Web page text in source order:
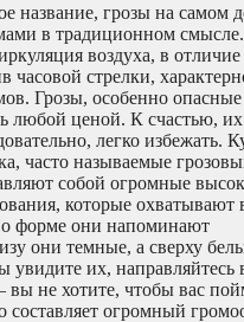
название, грозы на самом
в традиционном
воздуха, в отличие
часовой стрелки,
Грозы, особенно опасные
любой ценой. К счастью, их
легко избежать.
часто называемые
собой огромные
которые охватывают
форме они напоминают
они темные, а сверху
увидите их, направляйтесь
не хотите, чтобы вас
составляет огромный